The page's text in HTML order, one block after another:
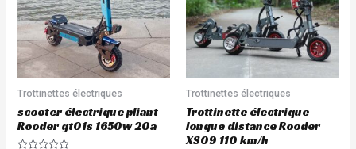
Trottinettes électriques
scooter électrique pliant
Rooder gt01s 1650w 20a
Trottinettes électriques
Trottinette électrique
longue distance Rooder
XS09 110 km/h